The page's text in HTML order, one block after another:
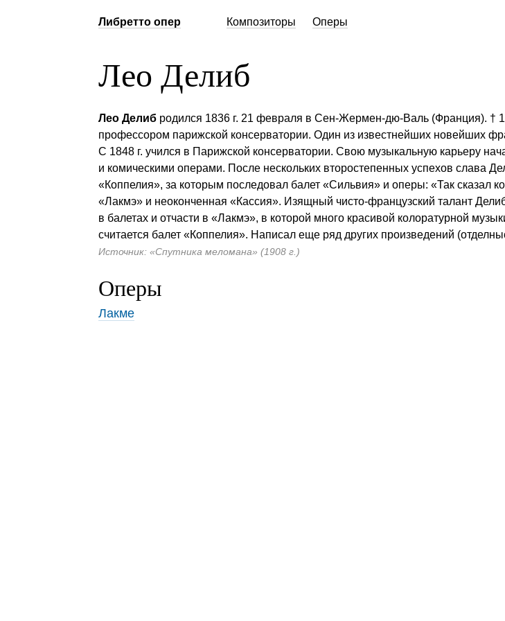
Либретто опер Композиторы Оперы
Лео Делиб
Лео Делиб родился 1836 г. 21 февраля в Сен-Жермен-дю-Валь (Франция). †
профессором парижской консерватории. Один из известнейших новейших
С 1848 г. учился в Парижской консерватории. Свою музыкальную карьеру
и комическими операми. После нескольких второстепенных успехов слава
«Коппелия», за которым последовал балет «Сильвия» и оперы: «Так сказал
«Лакмэ» и неоконченная «Кассия». Изящный чисто-французский талант
в балетах и отчасти в «Лакмэ», в которой много красивой колоратурной
считается балет «Коппелия». Написал еще ряд других произведений
Источник: «Спутника меломана» (1908 г.)
Оперы
Лакме